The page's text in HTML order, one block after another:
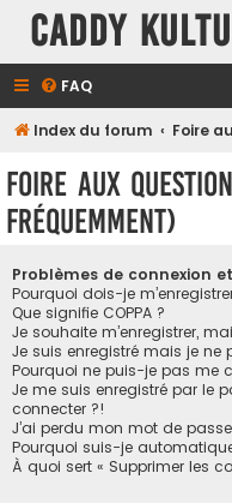
Caddy
FAQ
Index du forum
Foire aux
fréquemment)
Problèmes de connexion
Pourquoi dois-je
Que signifie COPPA ?
Je souhaite m’enregistrer,
Je suis enregistré mais je ne
Pourquoi ne puis-je pas me
Je me suis enregistré par le
connecter ?!
J’ai perdu mon mot de
Pourquoi suis-je
À quoi sert « Supprimer les